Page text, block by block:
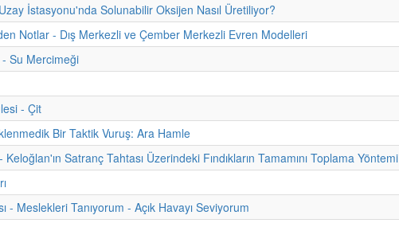
İstasyonu'nda Solunabilir Oksijen Nasıl Üretiliyor?
Notlar - Dış Merkezli ve Çember Merkezli Evren Modelleri
Su Mercimeği
- Çit
Bir Taktik Vuruş: Ara Hamle
Keloğlan'ın Satranç Tahtası Üzerindeki Fındıkların Tamamını Toplama Yöntemi
- Meslekleri Tanıyorum - Açık Havayı Seviyorum